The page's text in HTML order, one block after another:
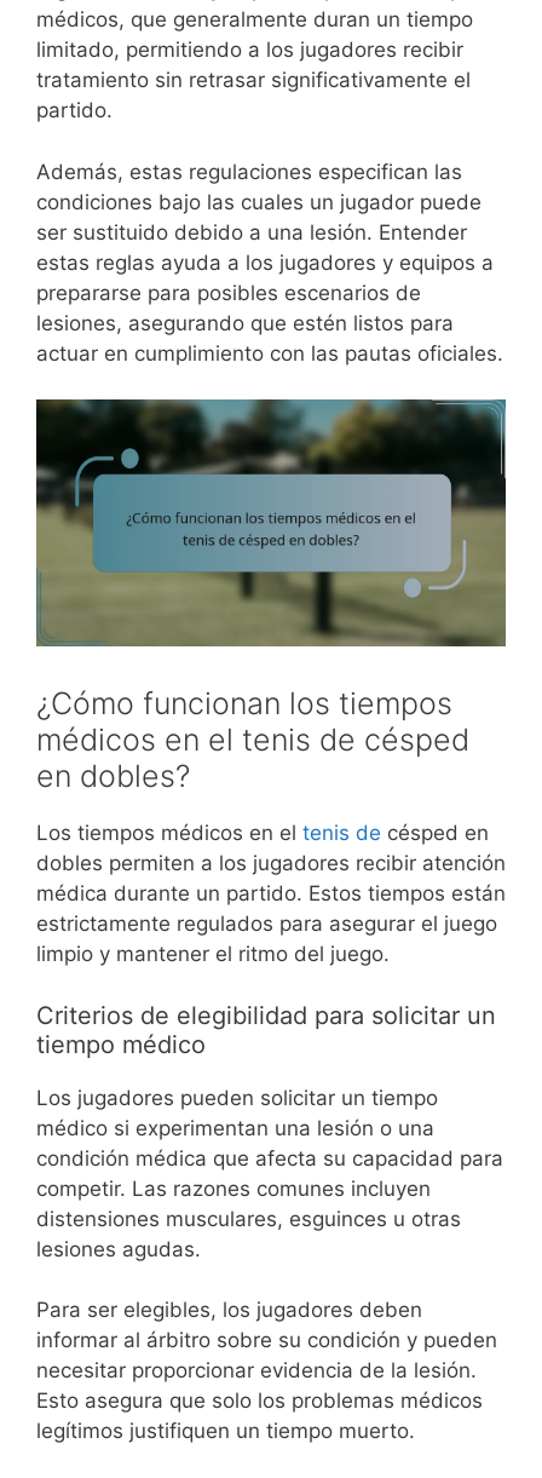
médicos, que generalmente duran un tiempo
limitado, permitiendo a los jugadores recibir
tratamiento sin retrasar significativamente el
partido.
Además, estas regulaciones especifican las
condiciones bajo las cuales un jugador puede
ser sustituido debido a una lesión. Entender
estas reglas ayuda a los jugadores y equipos a
prepararse para posibles escenarios de
lesiones, asegurando que estén listos para
actuar en cumplimiento con las pautas oficiales.
¿Cómo funcionan los tiempos
médicos en el tenis de césped
en dobles?
Los tiempos médicos en el tenis de césped en
dobles permiten a los jugadores recibir atención
médica durante un partido. Estos tiempos están
estrictamente regulados para asegurar el juego
limpio y mantener el ritmo del juego.
Criterios de elegibilidad para solicitar un
tiempo médico
Los jugadores pueden solicitar un tiempo
médico si experimentan una lesión o una
condición médica que afecta su capacidad para
competir. Las razones comunes incluyen
distensiones musculares, esguinces u otras
lesiones agudas.
Para ser elegibles, los jugadores deben
informar al árbitro sobre su condición y pueden
necesitar proporcionar evidencia de la lesión.
Esto asegura que solo los problemas médicos
legítimos justifiquen un tiempo muerto.